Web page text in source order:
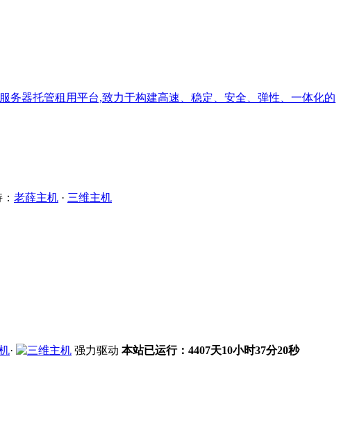
务器托管租用平台,致力于构建高速、稳定、安全、弹性、一体化的
老薛主机 · 三维主机
· 强力驱动 本站已运行：4407天10小时37分20秒